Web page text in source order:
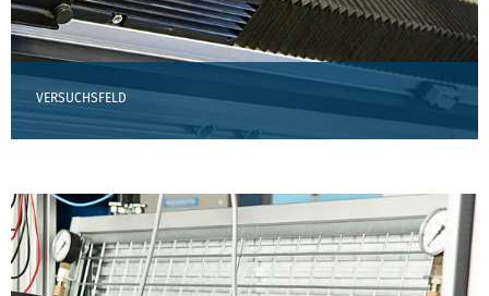
VERSUCHSFELD